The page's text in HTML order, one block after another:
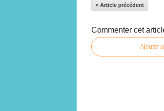
« Article précédent
Commenter cet
Ajouter